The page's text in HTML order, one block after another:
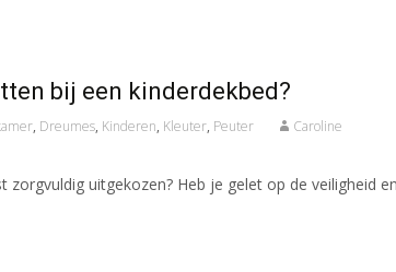
bij een kinderdekbed?
, Dreumes, Kinderen, Kleuter, Peuter Caroline
uitgekozen? Heb je gelet op de